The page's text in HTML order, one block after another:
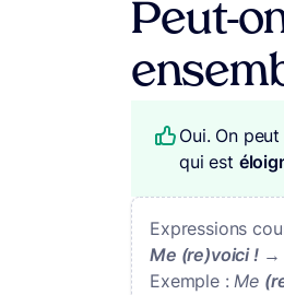
Peut-
Oui. On
qui est
Expressions
Me (re)voici ! →
Exemple :Me